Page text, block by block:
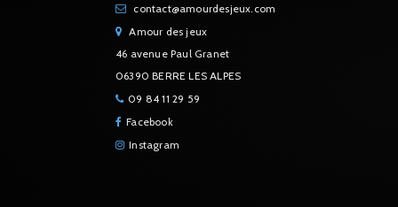
contact@amourdesjeux.com
Amour des jeux
46 avenue Paul Granet
06390 BERRE LES ALPES
09 84 11 29 59
Facebook
Instagram